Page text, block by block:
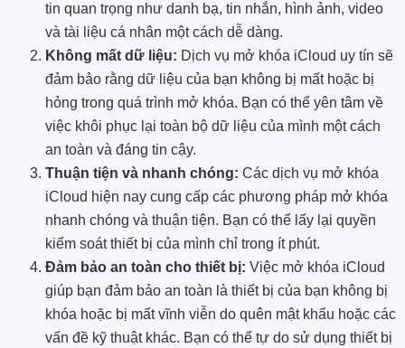
tin quan trọng như danh bạ, tin nhắn, hình ảnh, video
và tài liệu cá nhân một cách dễ dàng.
Không mất dữ liệu: Dịch vụ mở khóa iCloud uy tín sẽ
đảm bảo rằng dữ liệu của bạn không bị mất hoặc bị
hỏng trong quá trình mở khóa. Bạn có thể yên tâm về
việc khôi phục lại toàn bộ dữ liệu của mình một cách
an toàn và đáng tin cậy.
Thuận tiện và nhanh chóng: Các dịch vụ mở khóa
iCloud hiện nay cung cấp các phương pháp mở khóa
nhanh chóng và thuận tiện. Bạn có thể lấy lại quyền
kiểm soát thiết bị của mình chỉ trong ít phút.
Đảm bảo an toàn cho thiết bị: Việc mở khóa iCloud
giúp bạn đảm bảo an toàn là thiết bị của bạn không bị
khóa hoặc bị mất vĩnh viễn do quên mật khẩu hoặc các
vấn đề kỹ thuật khác. Bạn có thể tự do sử dụng thiết bị